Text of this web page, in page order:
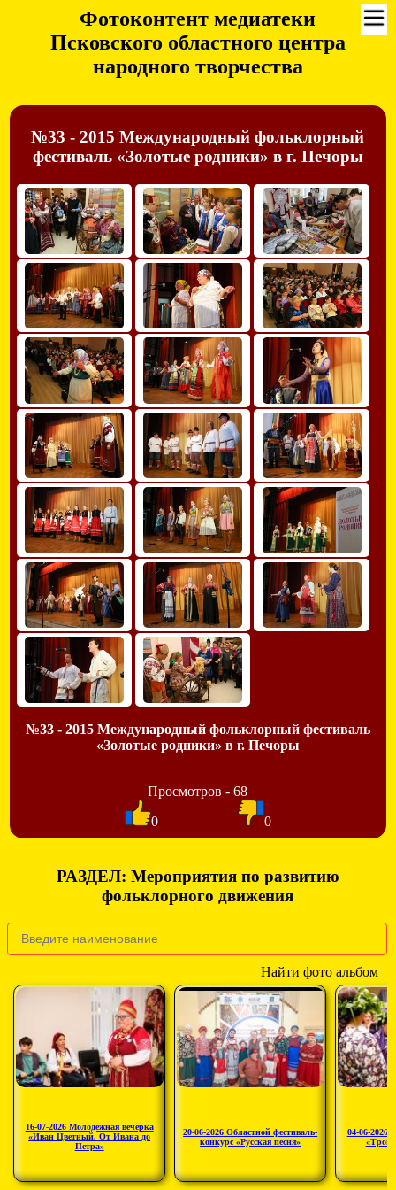
Фотоконтент медиатеки
Псковского областного центра
народного творчества
№33 - 2015 Международный фольклорный
фестиваль «Золотые родники» в г. Печоры
№33 - 2015 Международный фольклорный фестиваль
«Золотые родники» в г. Печоры
Просмотров - 68
0
0
РАЗДЕЛ: Мероприятия по развитию
фольклорного движения
Найти фото альбом
16-07-2026 Молодёжная вечёрка
«Иван Цветный. От Ивана до
Петра»
20-06-2026 Областной фестиваль-
конкурс «Русская песня»
04-06-2026